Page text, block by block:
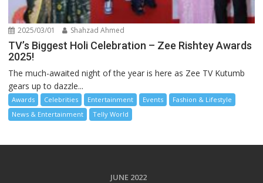
2025/03/01 Shahzad Ahmed
TV’s Biggest Holi Celebration – Zee Rishtey Awards
2025!
The much-awaited night of the year is here as Zee TV Kutumb
gears up to dazzle...
Awards Celebrities Entertainment Events
Fashion & Lifestyle
News & Entertainment
Telly World
JUNE 2022